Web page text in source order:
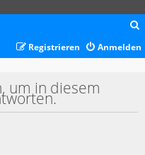
c
Anmelden
Registrieren
um in diesem